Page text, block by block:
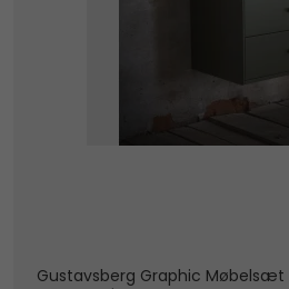
Gustavsberg Graphic